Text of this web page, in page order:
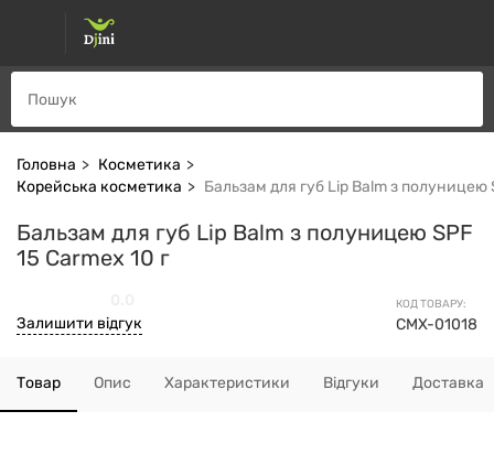
Головна
Косметика
Корейська косметика
Бальзам для губ Lip Balm з полуницею
Бальзам для губ Lip Balm з полуницею SPF
15 Carmex 10 г
КОД ТОВАРУ:
CMX-01018
Залишити відгук
Товар Опис Характеристики Відгуки Доставка